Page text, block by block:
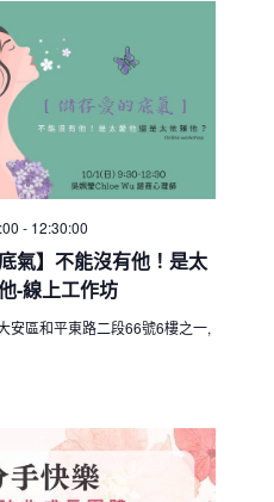
氣】不能沒有他！是太
-線上工作坊
- 12:30:00
安區和平東路二段66號6樓之一,